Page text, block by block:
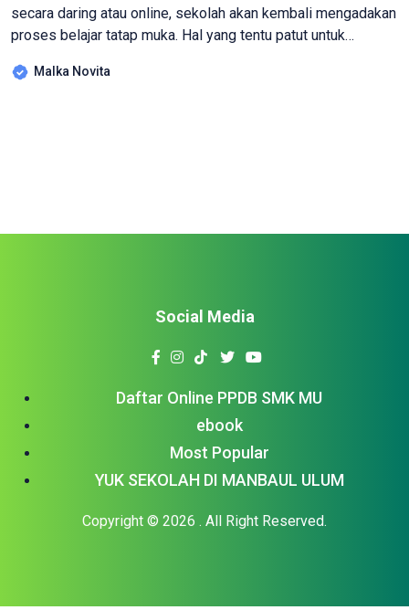
secara daring atau online, sekolah akan kembali mengadakan
proses belajar tatap muka. Hal yang tentu patut untuk
membaik dengan terus menurunnya angka penderita covid-
Malka Novita
Daftar Online PPDB SMK MU
ebook
Most Popular
YUK SEKOLAH DI MANBAUL ULUM
Copyright © 2026 . All Right Reserved.
Social Media